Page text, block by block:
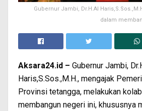
Gubernur Jambi, Dr.H.Al
dalam
Aksara24.id – Gubernur Jambi,
Haris,S.Sos.,M.H., mengajak
Provinsi tetangga, melakukan
membangun negeri ini, khususnya